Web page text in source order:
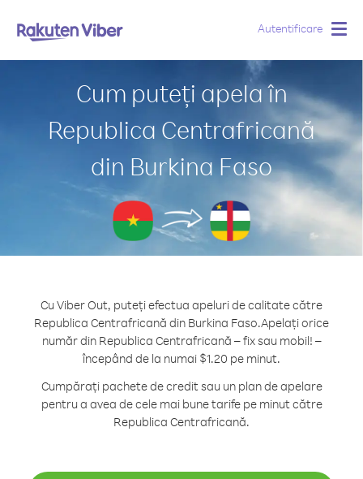
Autentificare
Cum puteți apela în
Republica Centrafricană
din Burkina Faso
Cu Viber Out, puteți efectua apeluri de calitate către
Republica Centrafricană din Burkina Faso.Apelați orice
număr din Republica Centrafricană – fix sau mobil! –
începând de la numai $1.20 pe minut.
Cumpărați pachete de credit sau un plan de apelare
pentru a avea de cele mai bune tarife pe minut către
Republica Centrafricană.